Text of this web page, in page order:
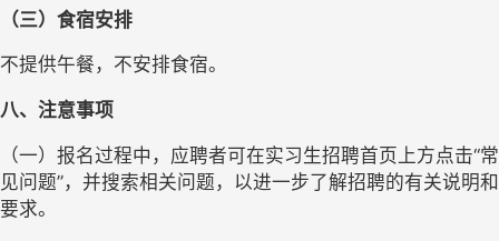
（三）食宿安排
不提供午餐，不安排食宿。
八、注意事项
（一）报名过程中，应聘者可在实习生招聘首页上方点击“常
见问题”，并搜索相关问题，以进一步了解招聘的有关说明和
要求。